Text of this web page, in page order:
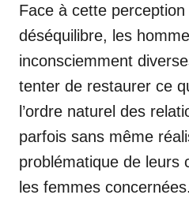
Face à cette
déséquilibre, les
inconsciemment
tenter de restaurer ce
l’ordre naturel des
parfois sans même
problématique de leurs
les femmes concernées.